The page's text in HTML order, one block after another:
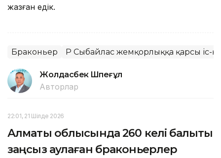
жазған едік.
Браконьер ҚР Сыбайлас жемқорлыққа қарсы іс-
Жолдасбек Шөпеғұл
Авторлар
22:01, 21 Шілде 2026
Алматы облысында 260 келі балықты
заңсыз аулаған браконьерлер